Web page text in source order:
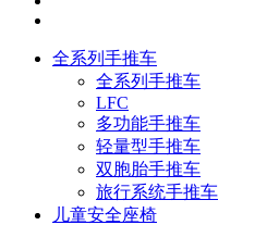
全系列手推车
全系列手推车
LFC
多功能手推车
轻量型手推车
双胞胎手推车
旅行系统手推车
儿童安全座椅